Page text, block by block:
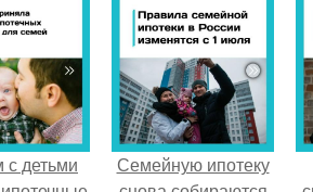
детьми
Семейную ипотеку